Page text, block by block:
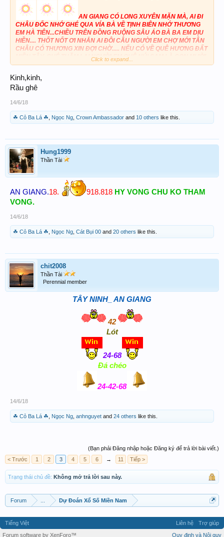
AN GIANG CÓ LONG XUYÊN MẶN MÀ, AI ĐI
CHÂU ĐỐC NHỚ GHÉ QUA VÍA BÀ VỀ TỊNH BIÊN NHỚ THƯƠNG
EM HÀ TIÊN...CHIỀU TRÊN ĐỒNG RUỘNG SÂU ÁO BÀ BA EM DỊU
HIỀN.... THỐT NỐT ƠI NHẮN AI ĐÔI CÂU NGƯỜI EM CHỢ MỚI TÂN
CHÂU CÓ THƯƠNG XIN ĐỢI CHỜ..... NẾU CÓ VỀ QUÊ HƯƠNG ĐẤT
MIỀN TÂY, GHÉ THĂM LẠI NGƯỜI EM QUÊ NÚI SAM LÀ CON MƯỜI
TÁM..... CON MƯỜI TÁM......... CON
CON 18...... GẠCH GẠCH DZÔ.........
CHÚC MỌI NGƯỜI ĐOẠT GIẢI
Click to expand...
Kinh,kinh,
Rầu ghê
14/6/18
☘ Cỏ Ba Lá ☘ Ngọc Ng Crown Ambassador and 10 others like this.
Hung1999
Thần Tài
AN GIANG.18. 918.818 HY VONG CHU KO THAM
VONG.
14/6/18
☘ Cỏ Ba Lá ☘ Ngọc Ng Cát Bụi 00 and 20 others like this.
chit2008
Thần Tài
Perennial member
TÂY NINH_ AN GIANG
42
Lót
24-68
Đá chéo
24-42-68
14/6/18
☘ Cỏ Ba Lá ☘ Ngọc Ng anhnguyet and 24 others like this.
(Bạn phải Đăng nhập hoặc Đăng ký để trả lời bài viết.)
< Trước
1 2 3 4 5 6 → 11 Tiếp >
Trạng thái chủ đề: Không mở trả lời sau này.
Forum Dự Đoán Xổ Số Miền Nam
Tiếng Việt Liên hệ
Trợ giúp
Quy định và Nội quy
Forum software by XenForo™